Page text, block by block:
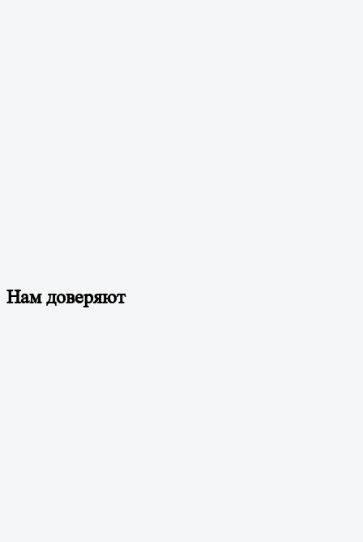
Нам доверяют